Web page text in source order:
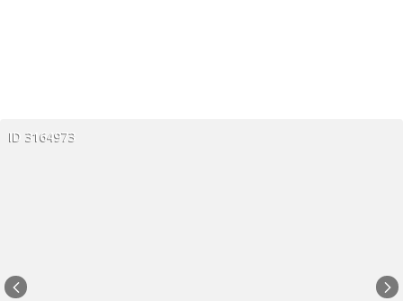
ID 3164973